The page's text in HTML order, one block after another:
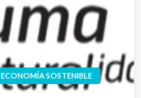
ECONOMÍA SOSTENIBLE